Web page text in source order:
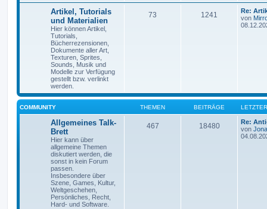
Artikel, Tutorials
und Materialien
Hier können Artikel,
Tutorials,
Bücherrezensionen,
Dokumente aller Art,
Texturen, Sprites,
Sounds, Musik und
Modelle zur Verfügung
gestellt bzw. verlinkt
werden.
73 1241
Re:
von
COMMUNITY THEMEN BEITRÄGE
Allgemeines Talk-
Brett
Hier kann über
allgemeine Themen
diskutiert werden, die
sonst in kein Forum
passen.
Insbesondere über
Szene, Games, Kultur,
Weltgeschehen,
Persönliches, Recht,
Hard- und Software.
467 18480
Re:
von